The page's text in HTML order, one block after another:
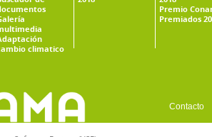
climatico
Premio
Premiados
Contacto